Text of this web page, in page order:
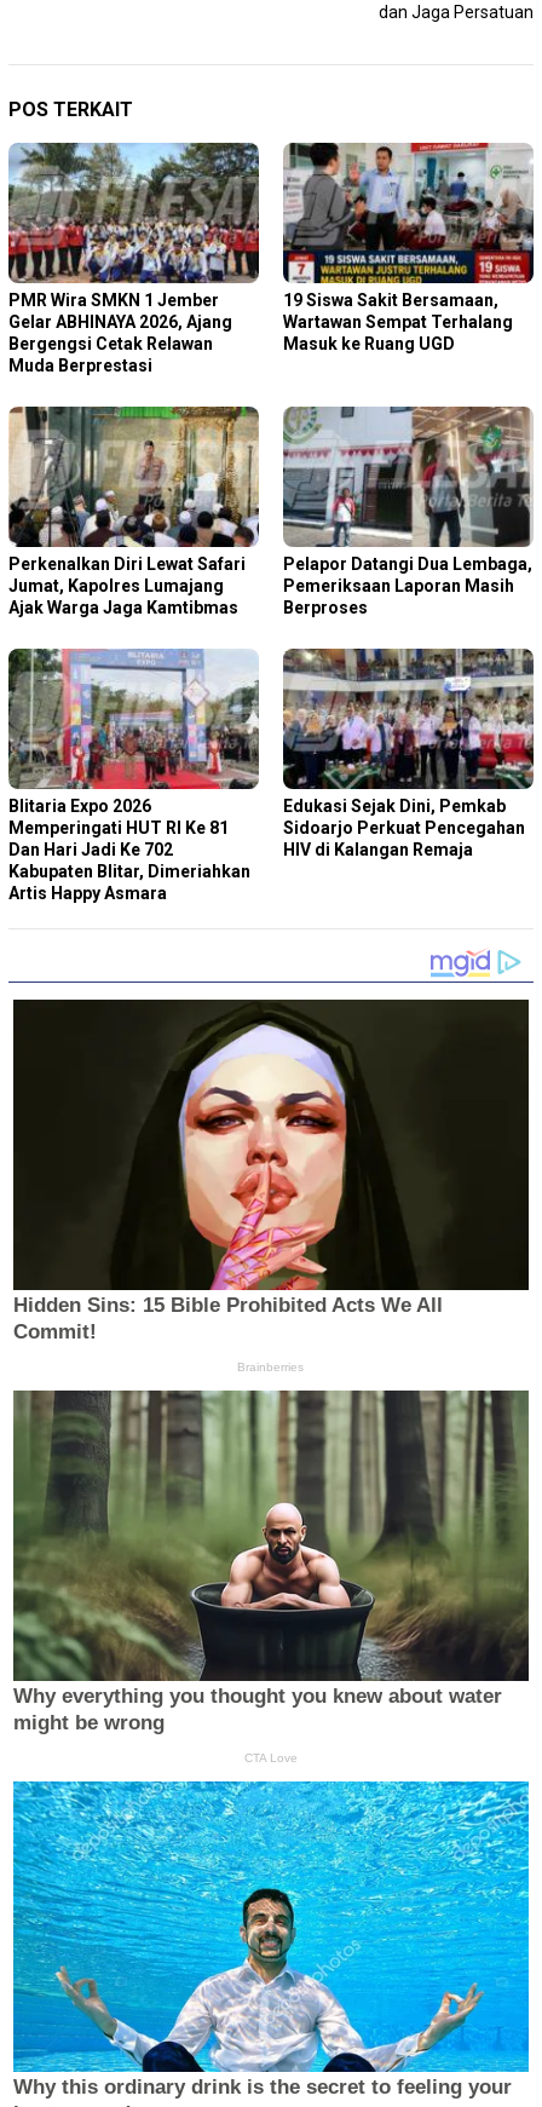
dan Jaga Persatuan
POS TERKAIT
PMR Wira SMKN 1 Jember
Gelar ABHINAYA 2026, Ajang
Bergengsi Cetak Relawan
Muda Berprestasi
19 Siswa Sakit Bersamaan,
Wartawan Sempat Terhalang
Masuk ke Ruang UGD
Perkenalkan Diri Lewat Safari
Jumat, Kapolres Lumajang
Ajak Warga Jaga Kamtibmas
Pelapor Datangi Dua Lembaga,
Pemeriksaan Laporan Masih
Berproses
Blitaria Expo 2026
Memperingati HUT RI Ke 81
Dan Hari Jadi Ke 702
Kabupaten Blitar, Dimeriahkan
Artis Happy Asmara
Edukasi Sejak Dini, Pemkab
Sidoarjo Perkuat Pencegahan
HIV di Kalangan Remaja